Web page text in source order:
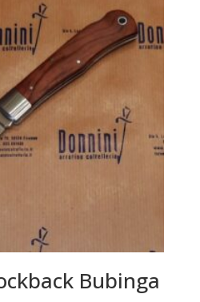
Bubinga